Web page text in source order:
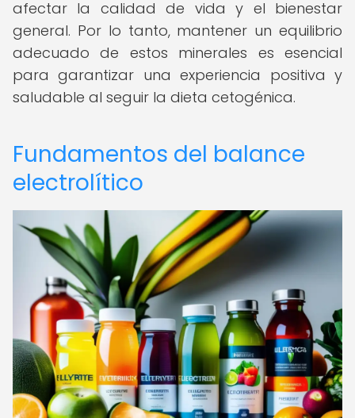
afectar la calidad de vida y el bienestar
general. Por lo tanto, mantener un equilibrio
adecuado de estos minerales es esencial
para garantizar una experiencia positiva y
saludable al seguir la dieta cetogénica.
Fundamentos del balance
electrolítico